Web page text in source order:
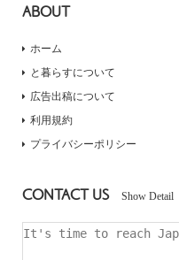
ABOUT
ホーム
と暮らすについて
広告出稿について
利用規約
プライバシーポリシー
CONTACT US Show Detail